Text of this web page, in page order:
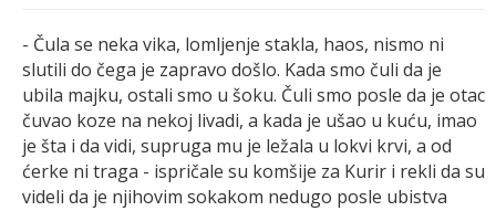
- Čula se neka vika, lomljenje stakla, haos, nismo ni
slutili do čega je zapravo došlo. Kada smo čuli da je
ubila majku, ostali smo u šoku. Čuli smo posle da je otac
čuvao koze na nekoj livadi, a kada je ušao u kuću, imao
je šta i da vidi, supruga mu je ležala u lokvi krvi, a od
ćerke ni traga - ispričale su komšije za Kurir i rekli da su
videli da je njihovim sokakom nedugo posle ubistva